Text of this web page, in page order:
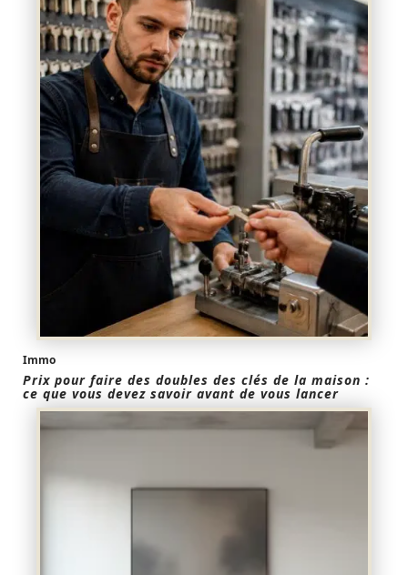
Immo
Prix pour faire des doubles des clés de la maison :
ce que vous devez savoir avant de vous lancer